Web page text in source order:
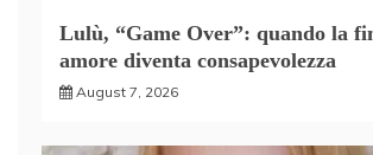
Lulù, “Game Over”: quando la
amore diventa consapevolezza
August 7, 2026